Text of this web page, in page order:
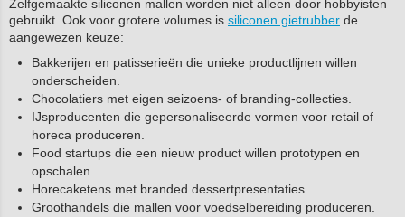
Zelfgemaakte siliconen mallen worden niet alleen door hobbyisten
gebruikt. Ook voor grotere volumes is siliconen gietrubber de
aangewezen keuze:
Bakkerijen en patisserieën die unieke productlijnen willen
onderscheiden.
Chocolatiers met eigen seizoens- of branding-collecties.
IJsproducenten die gepersonaliseerde vormen voor retail of
horeca produceren.
Food startups die een nieuw product willen prototypen en
opschalen.
Horecaketens met branded dessertpresentaties.
Groothandels die mallen voor voedselbereiding produceren.